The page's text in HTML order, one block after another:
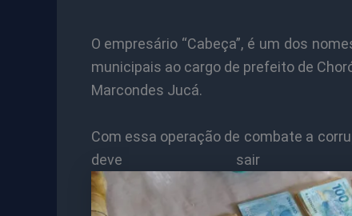
O empresário “Cabeça”, é um dos
municipais ao cargo de prefeito de
Marcondes Jucá.
Com essa operação de combate a
deve sair